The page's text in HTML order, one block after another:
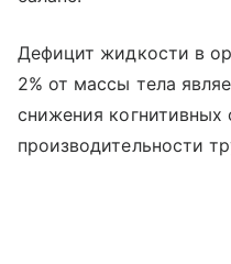
Дефицит жидкости в
2% от массы тела
снижения когнитивных
производительности